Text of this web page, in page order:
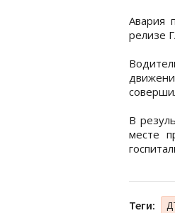
Авария
релизе
В
месте
Теги: